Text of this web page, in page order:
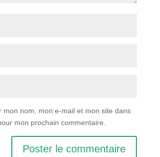
mon nom, mon e-mail et mon site dans
mon prochain commentaire.